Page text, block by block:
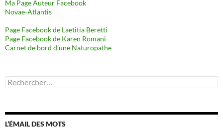
Ma Page Auteur Facebook
Novae-Atlantis
Page Facebook de Laetitia Beretti
Page Facebook de Karen Romani
Carnet de bord d’une Naturopathe
Rechercher :
L’ÉMAIL DES MOTS